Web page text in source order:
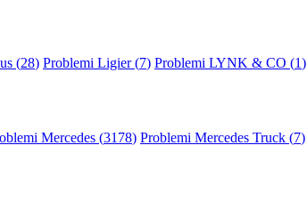
(28) Problemi Ligier (7) Problemi LYNK & CO (1)
Mercedes (3178) Problemi Mercedes Truck (7)